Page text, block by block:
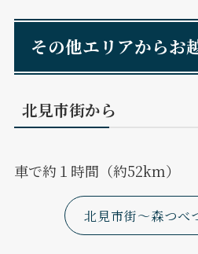
その他エリアからお
北見市街から
車で約１時間（約52km）
北見市街～森つべ